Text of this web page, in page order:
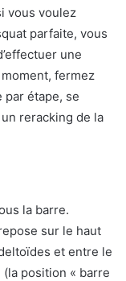
vous voulez
parfaite, vous
une
fermez
par étape, se
reracking de la
la barre.
sur le haut
et entre le
position « barre